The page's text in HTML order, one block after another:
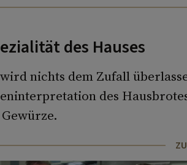
des Hauses
nichts dem Zufall
des